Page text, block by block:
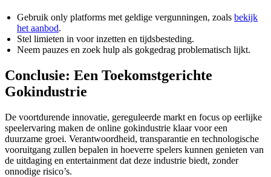
Gebruik only platforms met geldige vergunningen, zoals bekijk
het aanbod.
Stel limieten in voor inzetten en tijdsbesteding.
Neem pauzes en zoek hulp als gokgedrag problematisch lijkt.
Conclusie: Een Toekomstgerichte
Gokindustrie
De voortdurende innovatie, gereguleerde markt en focus op eerlijke
speelervaring maken de online gokindustrie klaar voor een
duurzame groei. Verantwoordheid, transparantie en technologische
vooruitgang zullen bepalen in hoeverre spelers kunnen genieten van
de uitdaging en entertainment dat deze industrie biedt, zonder
onnodige risico’s.